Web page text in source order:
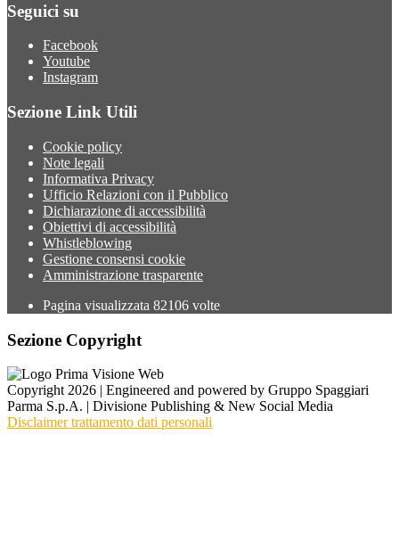
Seguici su
Facebook
Youtube
Instagram
Sezione Link Utili
Cookie policy
Note legali
Informativa Privacy
Ufficio Relazioni con il Pubblico
Dichiarazione di accessibilità
Obiettivi di accessibilità
Whistleblowing
Gestione consensi cookie
Amministrazione trasparente
Pagina visualizzata 82106 volte
Sezione Copyright
Copyright 2026 | Engineered and powered by Gruppo Spaggiari
Parma S.p.A. | Divisione Publishing & New Social Media
Disclaimer trattamento dati personali